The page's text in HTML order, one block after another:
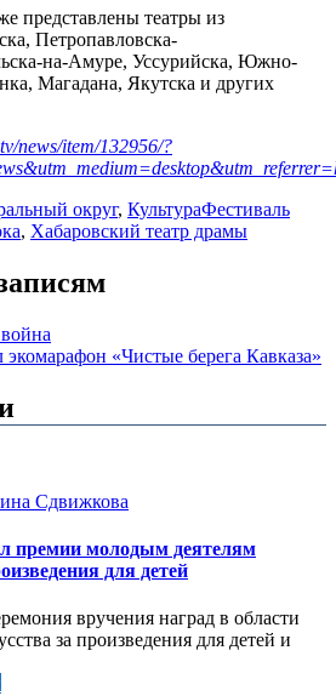
представлены театры из
Петропавловска-
на-Амуре, Уссурийска, Южно-
Магадана, Якутска и других
news/item/132956/?
округ, КультураФестиваль
, Хабаровский театр драмы
«Чистые берега Кавказа»
Сдвижкова
премии молодым деятелям
для детей
вручения наград в области
за произведения для детей и